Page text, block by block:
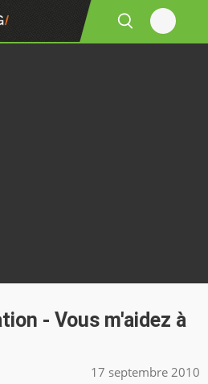
- Vous m'aidez à
17 septembre 2010